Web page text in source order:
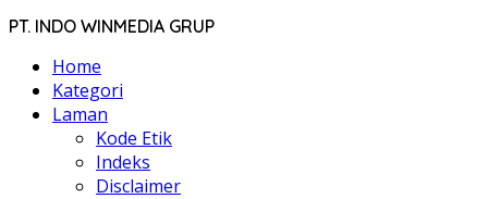
PT. INDO WINMEDIA GRUP
Home
Kategori
Laman
Kode Etik
Indeks
Disclaimer